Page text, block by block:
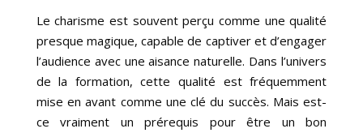
Le charisme est souvent perçu comme une qualité
presque magique, capable de captiver et d’engager
l’audience avec une aisance naturelle. Dans l’univers
de la formation, cette qualité est fréquemment
mise en avant comme une clé du succès. Mais est-
ce vraiment un prérequis pour être un bon